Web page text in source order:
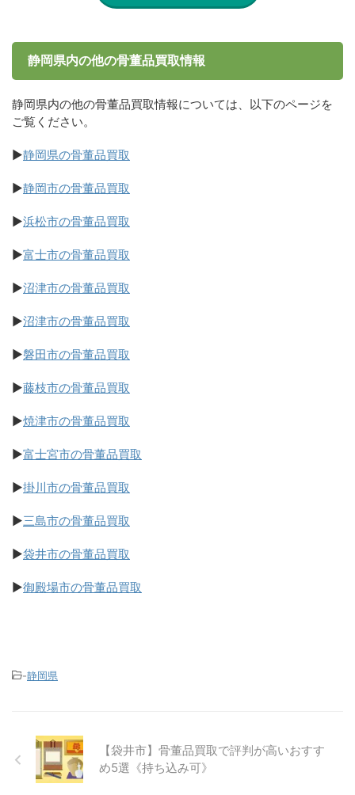
静岡県内の他の骨董品買取情報
静岡県内の他の骨董品買取情報については、以下のページを
ご覧ください。
▶静岡県の骨董品買取
▶静岡市の骨董品買取
▶浜松市の骨董品買取
▶富士市の骨董品買取
▶沼津市の骨董品買取
▶沼津市の骨董品買取
▶磐田市の骨董品買取
▶藤枝市の骨董品買取
▶焼津市の骨董品買取
▶富士宮市の骨董品買取
▶掛川市の骨董品買取
▶三島市の骨董品買取
▶袋井市の骨董品買取
▶御殿場市の骨董品買取
-静岡県
【袋井市】骨董品買取で評判が高いおすす
め5選《持ち込み可》